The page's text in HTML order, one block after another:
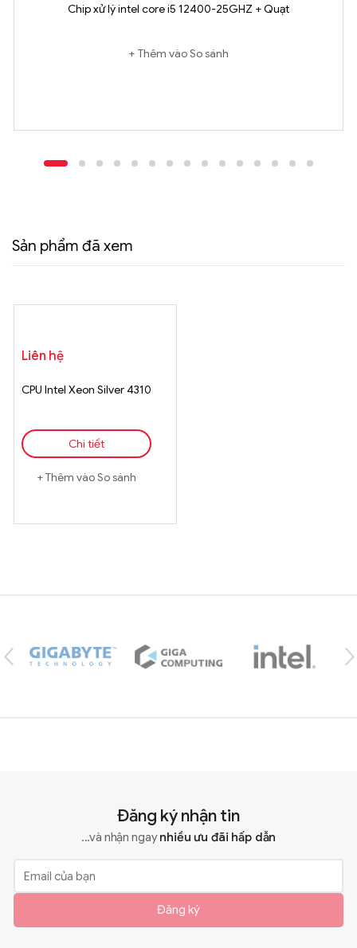
Chip xử lý intel core i5 12400-25GHZ + Quạt
Thêm vào So sánh
Sản phẩm đã xem
Liên hệ
CPU Intel Xeon Silver 4310
Chi tiết
Thêm vào So sánh
Đăng ký nhận tin
...và nhận ngaynhiều ưu đãi hấp dẫn
Đăng ký